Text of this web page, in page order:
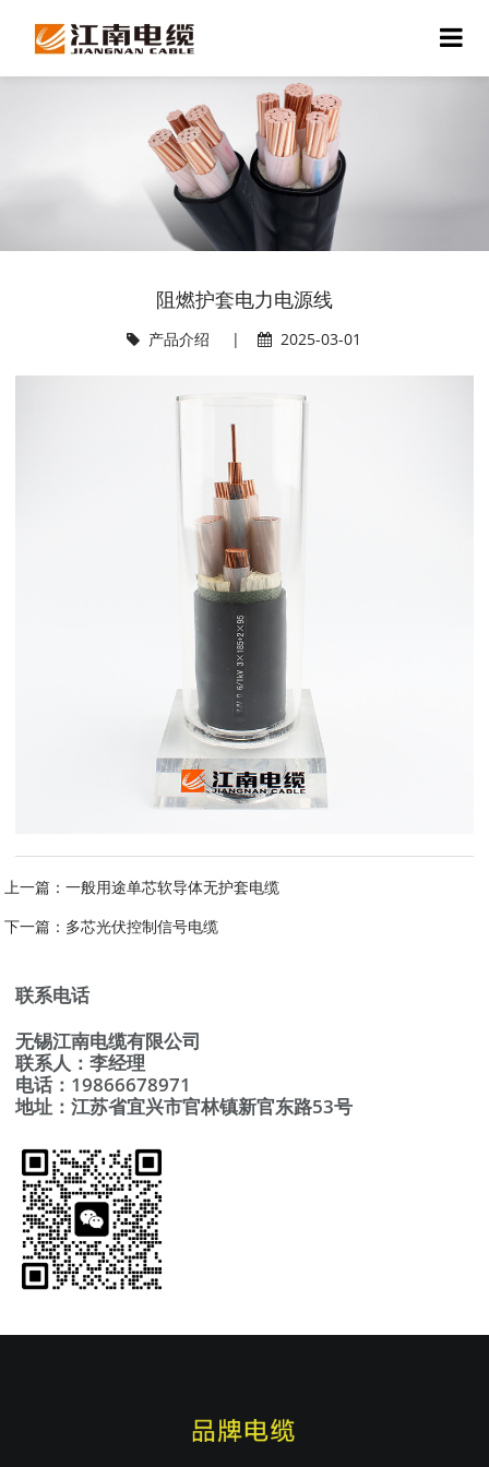
阻燃护套电力电源线
产品介绍 | 2025-03-01
上一篇： 一般用途单芯软导体无护套电缆
下一篇： 多芯光伏控制信号电缆
联系电话
无锡江南电缆有限公司
联系人：李经理
电话：19866678971
地址：江苏省宜兴市官林镇新官东路53号